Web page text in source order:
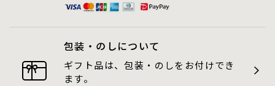
包装・のしについて
ギフト品は、包装・のしをお付けでき
ます。